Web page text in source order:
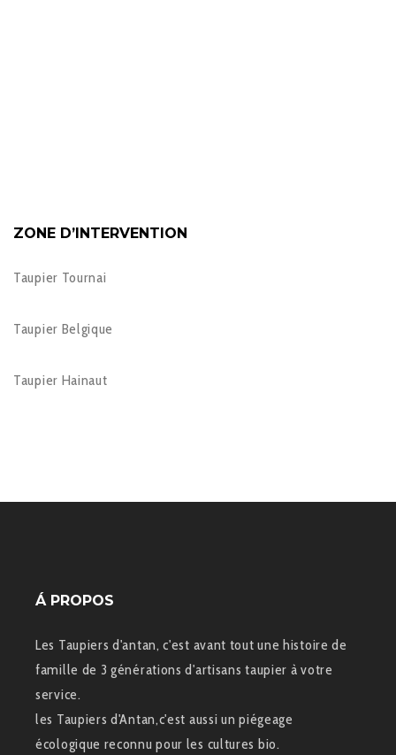
ZONE D’INTERVENTION
Taupier Tournai
Taupier Belgique
Taupier Hainaut
Á PROPOS
Les Taupiers d'antan, c'est avant tout une histoire de
famille de 3 générations d'artisans taupier à votre
service.
les Taupiers d'Antan,c'est aussi un piégeage
écologique reconnu pour les cultures bio.